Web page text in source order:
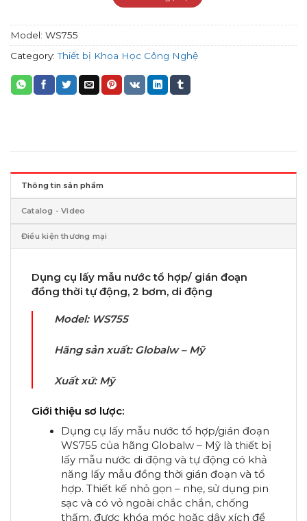
Model: WS755
Category:Thiết bị Khoa Học Công Nghệ
Thông tin sản phẩm
Catalog - Video
Điều kiện thương mại
Dụng cụ lấy mẫu nước tổ hợp/ gián đoạn
đồng thời tự động, 2 bơm, di động
Model: WS755
Hãng sản xuất: Globalw – Mỹ
Xuất xứ: Mỹ
Giới thiệu sơ lược:
Dụng cụ lấy mẫu nước tổ hợp/gián đoạn
WS755 của hãng Globalw – Mỹ là thiết bị
lấy mẫu nước di động và tự động có khả
năng lấy mẫu đồng thời gián đoạn và tổ
hợp. Thiết kế nhỏ gọn – nhẹ, sử dụng pin
sạc và có vỏ ngoài chắc chắn, chống
thấm, được khóa móc hoặc dây xích để